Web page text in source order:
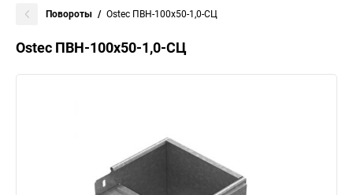
Повороты Ostec ПВН-100х50-1,0-СЦ
Ostec ПВН-100х50-1,0-СЦ